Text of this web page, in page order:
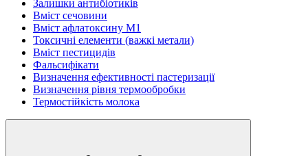
Залишки антибіотиків
Вміст сечовини
Вміст афлатоксину М1
Токсичні елементи (важкі метали)
Вміст пестицидів
Фальсифікати
Визначення ефективності пастеризації
Визначення рівня термообробки
Термостійкість молока